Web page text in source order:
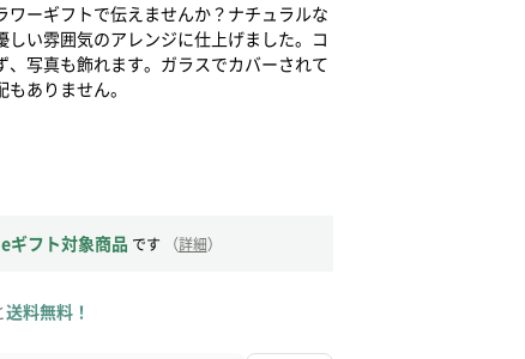
ワーギフトで伝えませんか？ナチュラルな
い雰囲気のアレンジに仕上げました。コ
、写真も飾れます。ガラスでカバーされて
ありません。
eギフト対象商品 です （詳細）
送料無料！